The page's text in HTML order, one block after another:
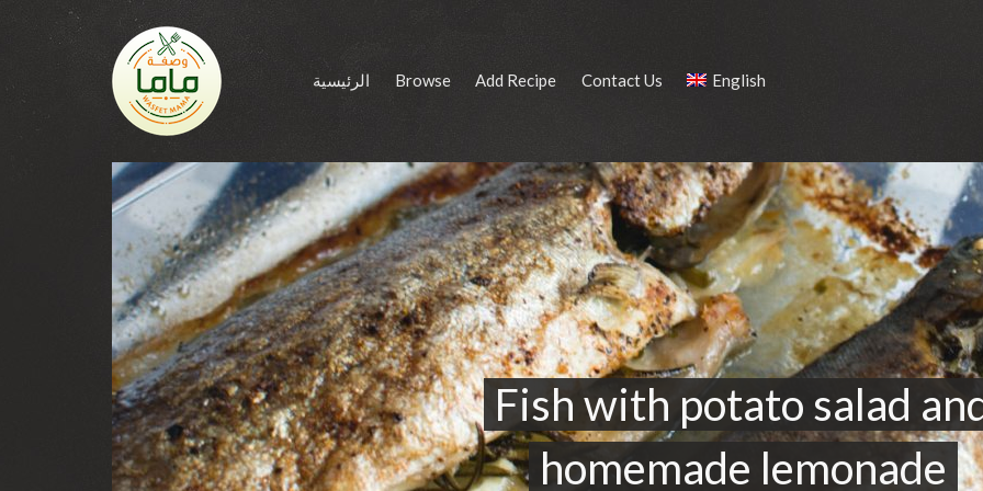
الرئيسية Browse Add Recipe Contact Us English
Fish with potato salad
homemade lemonade